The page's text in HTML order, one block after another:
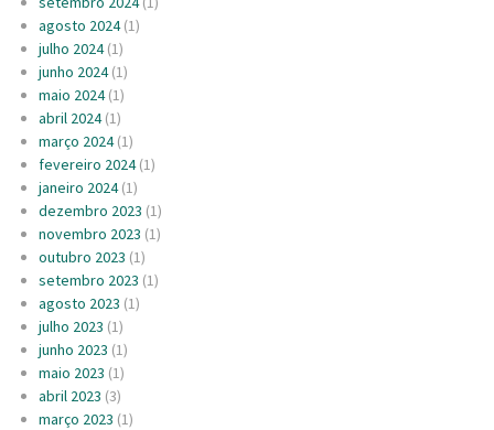
agosto 2024(1)
julho 2024(1)
junho 2024(1)
maio 2024(1)
abril 2024(1)
março 2024(1)
fevereiro 2024(1)
janeiro 2024(1)
dezembro 2023 (1)
novembro 2023 (1)
outubro 2023 (1)
setembro 2023 (1)
agosto 2023 (1)
julho 2023 (1)
junho 2023 (1)
maio 2023 (1)
abril 2023 (3)
março 2023 (1)